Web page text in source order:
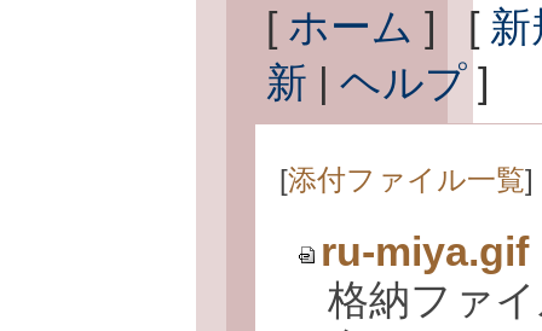
[ ホーム ] [ 新
新 | ヘルプ ]
[添付ファイル一覧]
ru-miya.gif
格納ファ